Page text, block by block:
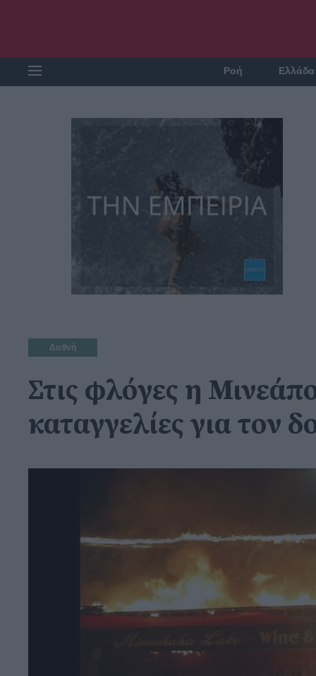
Ροή Ελλάδα
Διεθνή
Στις φλόγες η
καταγγελίες για τον